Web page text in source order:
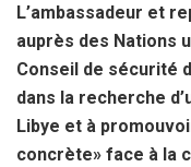
L’ambassadeur et
auprès des Nations
Conseil de sécurité
dans la recherche
Libye et à
concrète» face à la